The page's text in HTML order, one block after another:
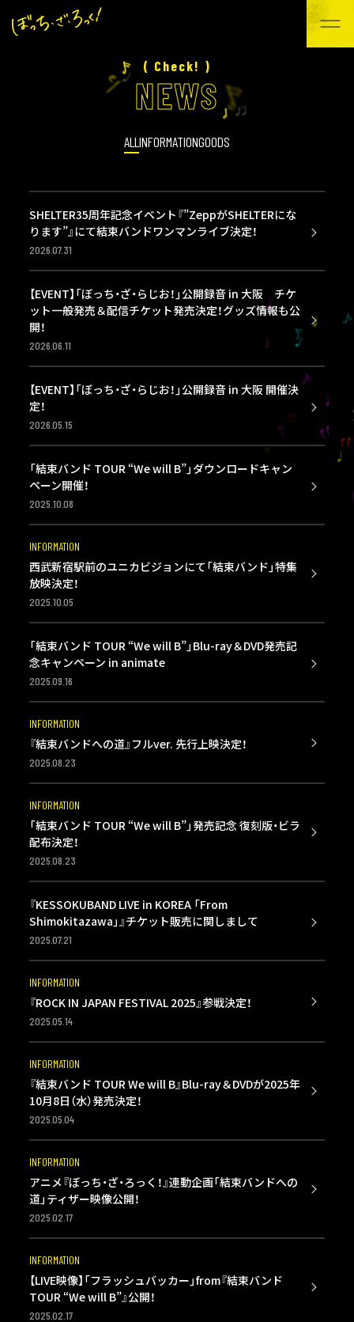
( Check! )
NEWS
ALLINFORMATIONGOODS
SHELTER35周年記念イベント『”ZeppがSHELTERにな
ります”』にて結束バンドワンマンライブ決定！
2026.07.31
【EVENT】「ぼっち・ざ・らじお！」公開録音 in 大阪 チケ
ット一般発売＆配信チケット発売決定！グッズ情報も公
開！
2026.06.11
【EVENT】「ぼっち・ざ・らじお！」公開録音 in 大阪 開催決
定！
2026.05.15
「結束バンド TOUR “We will B”」ダウンロードキャン
ペーン開催！
2025.10.08
INFORMATION
西武新宿駅前のユニカビジョンにて「結束バンド」特集
放映決定！
2025.10.05
「結束バンド TOUR “We will B”」Blu-ray＆DVD発売記
念キャンペーン in animate
2025.09.16
INFORMATION
『結束バンドへの道』フルver. 先行上映決定！
2025.08.23
INFORMATION
「結束バンド TOUR “We will B”」発売記念 復刻版・ビラ
配布決定！
2025.08.23
『KESSOKUBAND LIVE in KOREA 「From
Shimokitazawa」』チケット販売に関しまして
2025.07.21
INFORMATION
『ROCK IN JAPAN FESTIVAL 2025』参戦決定！
2025.05.14
INFORMATION
『結束バンド TOUR We will B』Blu-ray＆DVDが2025年
10月8日（水）発売決定！
2025.05.04
INFORMATION
アニメ『ぼっち・ざ・ろっく！』連動企画「結束バンドへの
道」ティザー映像公開！
2025.02.17
INFORMATION
【LIVE映像】「フラッシュバッカー」from『結束バンド
TOUR “We will B”』公開！
2025.02.17